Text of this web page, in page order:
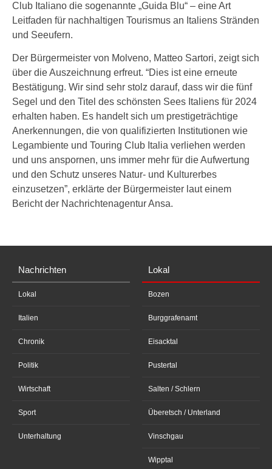
Club Italiano die sogenannte „Guida Blu“ – eine Art
Leitfaden für nachhaltigen Tourismus an Italiens Stränden
und Seeufern.
Der Bürgermeister von Molveno, Matteo Sartori, zeigt sich
über die Auszeichnung erfreut. “Dies ist eine erneute
Bestätigung. Wir sind sehr stolz darauf, dass wir die fünf
Segel und den Titel des schönsten Sees Italiens für 2024
erhalten haben. Es handelt sich um prestigeträchtige
Anerkennungen, die von qualifizierten Institutionen wie
Legambiente und Touring Club Italia verliehen werden
und uns anspornen, uns immer mehr für die Aufwertung
und den Schutz unseres Natur- und Kulturerbes
einzusetzen”, erklärte der Bürgermeister laut einem
Bericht der Nachrichtenagentur Ansa.
Nachrichten
Lokal
Italien
Chronik
Politik
Wirtschaft
Sport
Unterhaltung
Lokal
Bozen
Burggrafenamt
Eisacktal
Pustertal
Salten / Schlern
Überetsch / Unterland
Vinschgau
Wipptal